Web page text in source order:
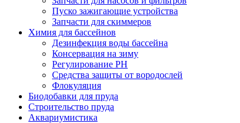
Пуско зажигающие устройства
Запчасти для скиммеров
Химия для бассейнов
Дезинфекция воды бассейна
Консервация на зиму
Регулирование PH
Средства защиты от вородослей
Флокуляция
Биодобавки для пруда
Строительство пруда
Аквариумистика